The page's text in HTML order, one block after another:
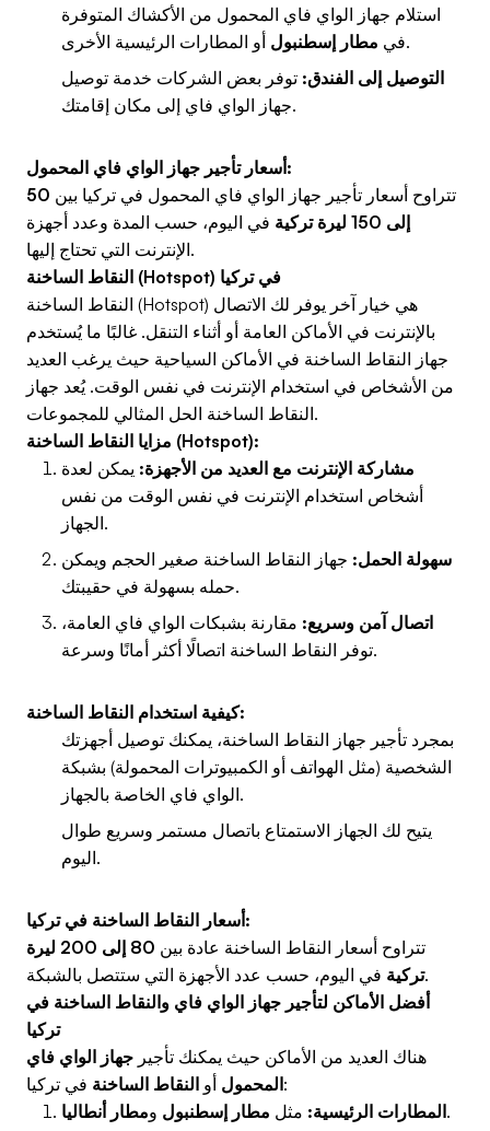
استلام جهاز الواي فاي المحمول من الأكشاك المتوفرة
في مطار إسطنبول
أو المطارات الرئيسية الأخرى.
التوصيل إلى الفندق: توفر بعض الشركات خدمة توصيل
جهاز الواي فاي إلى مكان إقامتك.
أسعار تأجير جهاز الواي فاي المحمول:
تتراوح أسعار تأجير جهاز الواي فاي المحمول في تركيا بين 50
إلى 150 ليرة تركية
في اليوم، حسب المدة وعدد أجهزة
الإنترنت التي تحتاج إليها.
النقاط الساخنة (Hotspot) في تركيا
النقاط الساخنة (Hotspot) هي خيار آخر يوفر لك الاتصال
بالإنترنت في الأماكن العامة أو أثناء التنقل. غالبًا ما يُستخدم
جهاز النقاط الساخنة في الأماكن السياحية حيث يرغب العديد
من الأشخاص في استخدام الإنترنت في نفس الوقت. يُعد جهاز
النقاط الساخنة الحل المثالي للمجموعات.
مزايا النقاط الساخنة (Hotspot):
مشاركة الإنترنت مع العديد من الأجهزة: يمكن لعدة
أشخاص استخدام الإنترنت في نفس الوقت من نفس
الجهاز.
سهولة الحمل: جهاز النقاط الساخنة صغير الحجم ويمكن
حمله بسهولة في حقيبتك.
اتصال آمن وسريع: مقارنة بشبكات الواي فاي العامة،
توفر النقاط الساخنة اتصالًا أكثر أمانًا وسرعة.
كيفية استخدام النقاط الساخنة:
بمجرد تأجير جهاز النقاط الساخنة، يمكنك توصيل أجهزتك
الشخصية (مثل الهواتف أو الكمبيوترات المحمولة) بشبكة
الواي فاي الخاصة بالجهاز.
يتيح لك الجهاز الاستمتاع باتصال مستمر وسريع طوال
اليوم.
أسعار النقاط الساخنة في تركيا:
تتراوح أسعار النقاط الساخنة عادة بين
80 إلى 200 ليرة
تركيةفي اليوم، حسب عدد الأجهزة التي ستتصل بالشبكة.
أفضل الأماكن لتأجير جهاز الواي فاي والنقاط الساخنة في
تركيا
هناك العديد من الأماكن حيث يمكنك تأجير جهاز الواي فاي
المحمول أو النقاط الساخنة
في تركيا:
المطارات الرئيسية: مثل مطار إسطنبول ومطار أنطاليا .